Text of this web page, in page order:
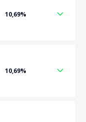
10,69%
10,69%